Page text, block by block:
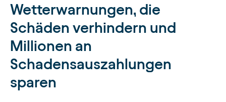
Wetterwarnungen, die
Schäden verhindern und
Millionen an
Schadensauszahlungen
sparen